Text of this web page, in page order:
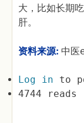
大，比如长期
肝。
资料来源: 中医
Log in to
4744 reads